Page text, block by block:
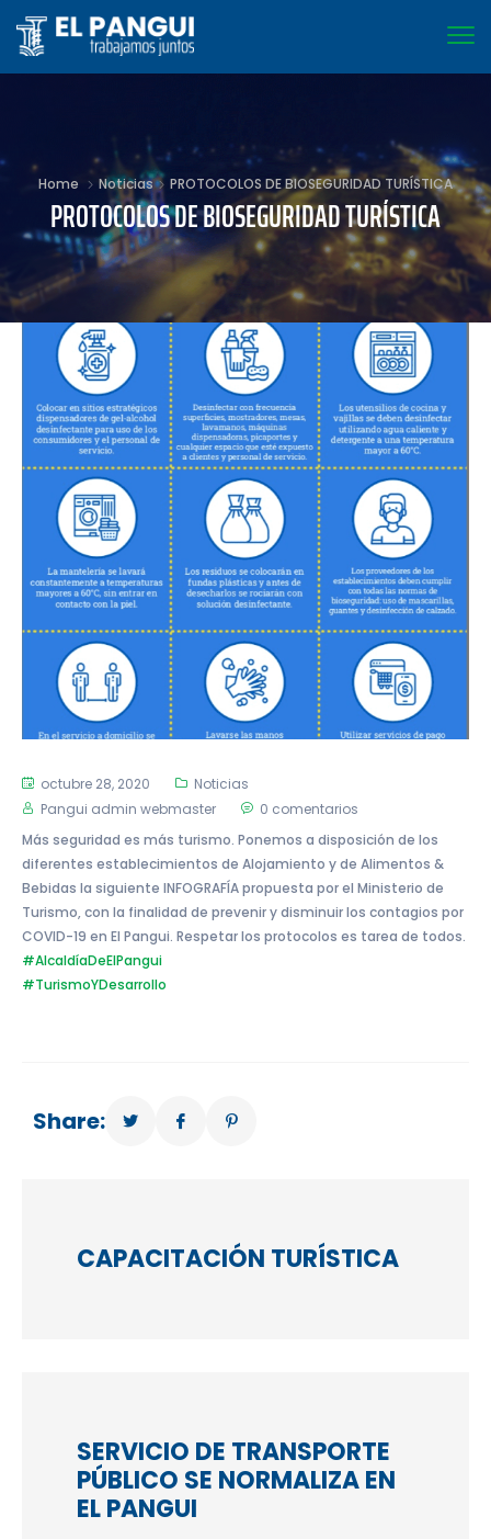
Home Noticias PROTOCOLOS DE BIOSEGURIDAD TURÍSTICA
PROTOCOLOS DE BIOSEGURIDAD TURÍSTICA
octubre 28, 2020
Noticias
Pangui admin webmaster
0 comentarios
Más seguridad es más turismo. Ponemos a disposición de los
diferentes establecimientos de Alojamiento y de Alimentos &
Bebidas la siguiente INFOGRAFÍA propuesta por el Ministerio de
Turismo, con la finalidad de prevenir y disminuir los contagios por
COVID-19 en El Pangui. Respetar los protocolos es tarea de todos.
#AlcaldíaDeElPangui
#TurismoYDesarrollo
Share:
CAPACITACIÓN TURÍSTICA
SERVICIO DE TRANSPORTE
PÚBLICO SE NORMALIZA EN
EL PANGUI